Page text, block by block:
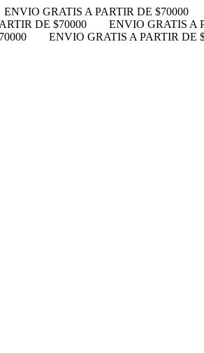
ENVIO GRATIS A PARTIR DE $70000
DE $70000
ENVIO GRATIS A
ENVIO GRATIS A PARTIR DE